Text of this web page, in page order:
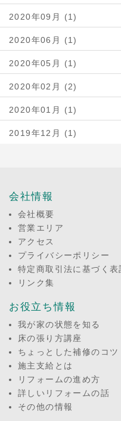
2020年09月 (1)
2020年06月 (1)
2020年05月 (1)
2020年02月 (2)
2020年01月 (1)
2019年12月 (1)
会社情報
会社概要
営業エリア
アクセス
プライバシーポリシー
特定商取引法に基づく表
リンク集
お役立ち情報
我が家の状態を知る
床の張り方講座
ちょっとした補修のコツ
施主支給とは
リフォームの進め方
詳しいリフォームの話
その他の情報